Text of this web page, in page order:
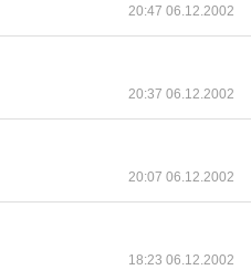
20:47 06.12.2002
20:37 06.12.2002
20:07 06.12.2002
18:23 06.12.2002